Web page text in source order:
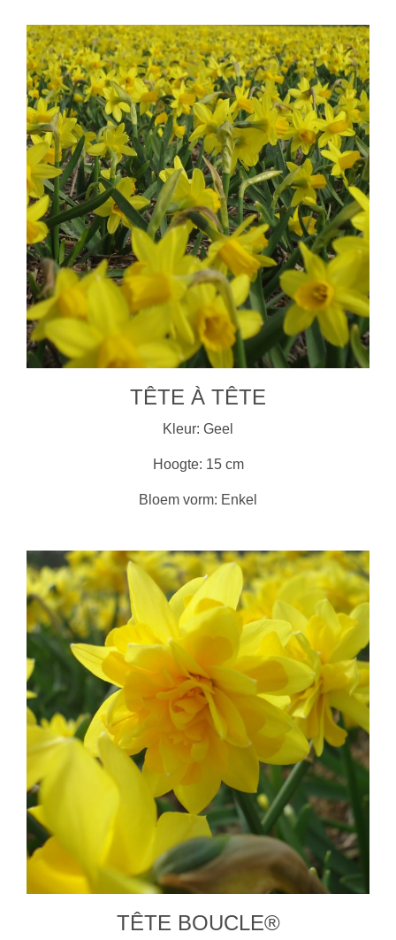
TÊTE À TÊTE
Kleur: Geel
Hoogte: 15 cm
Bloem vorm: Enkel
TÊTE BOUCLE®